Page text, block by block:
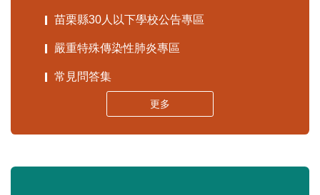
苗栗縣30人以下學校公告專區
嚴重特殊傳染性肺炎專區
常見問答集
更多